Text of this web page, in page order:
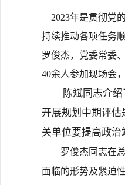
2023年是贯彻党
持续推动各项任务
罗俊杰，党委常委
40余人参加现场会
陈斌同志介绍了
开展规划中期评
关单位要提高政
罗俊杰同志在总
面临的形势及紧迫